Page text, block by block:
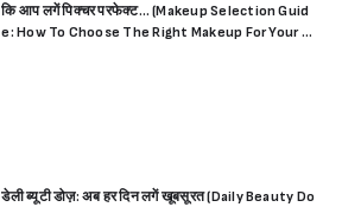
कि आप लगें पिक्चर परफेक्ट… (Makeup Selection Guid
e: How To Choose The Right Makeup For Your Sk
डेली ब्यूटी डोज़: अब हर दिन लगें खूबसूरत (Daily Beauty Do